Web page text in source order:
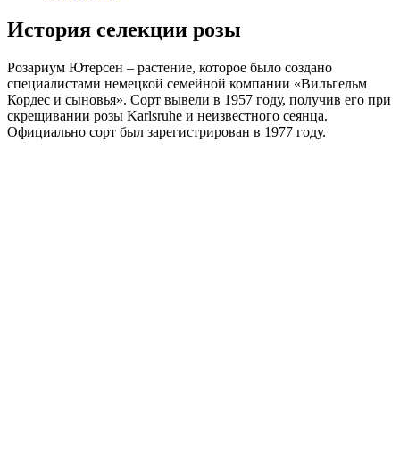
История селекции розы
Розариум Ютерсен – растение, которое было создано
специалистами немецкой семейной компании «Вильгельм
Кордес и сыновья». Сорт вывели в 1957 году, получив его при
скрещивании розы Karlsruhe и неизвестного сеянца.
Официально сорт был зарегистрирован в 1977 году.